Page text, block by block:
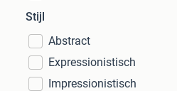
Stijl
Abstract
Expressionistisch
Impressionistisch